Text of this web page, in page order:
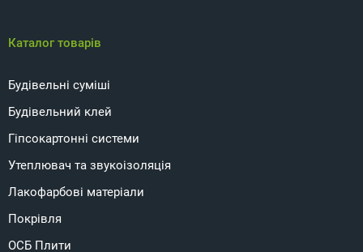
Каталог товарів
Будівельні суміші
Будівельний клей
Гіпсокартонні системи
Утеплювач та звукоізоляція
Лакофарбові матеріали
Покрівля
ОСБ Плити